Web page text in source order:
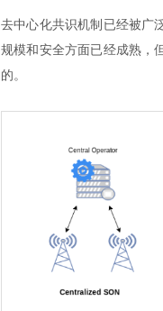
去中心化共识机制已经被广
规模和安全方面已经成熟，
的。